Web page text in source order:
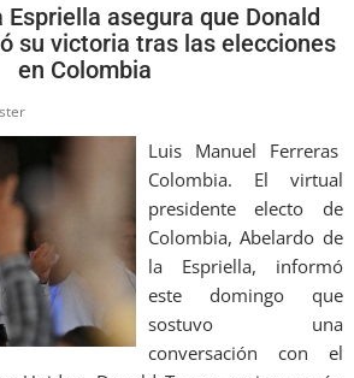
Espriella asegura que Donald
su victoria tras las elecciones
en Colombia
Luis Manuel Ferreras
Colombia. El virtual
presidente electo de
Colombia, Abelardo de
la Espriella, informó
este domingo que
sostuvo una
conversación con el